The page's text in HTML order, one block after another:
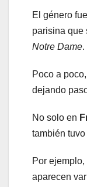
El género
parisina que
Notre Dame.
Poco a
dejando
No solo en
también
Por ejemplo,
aparecen